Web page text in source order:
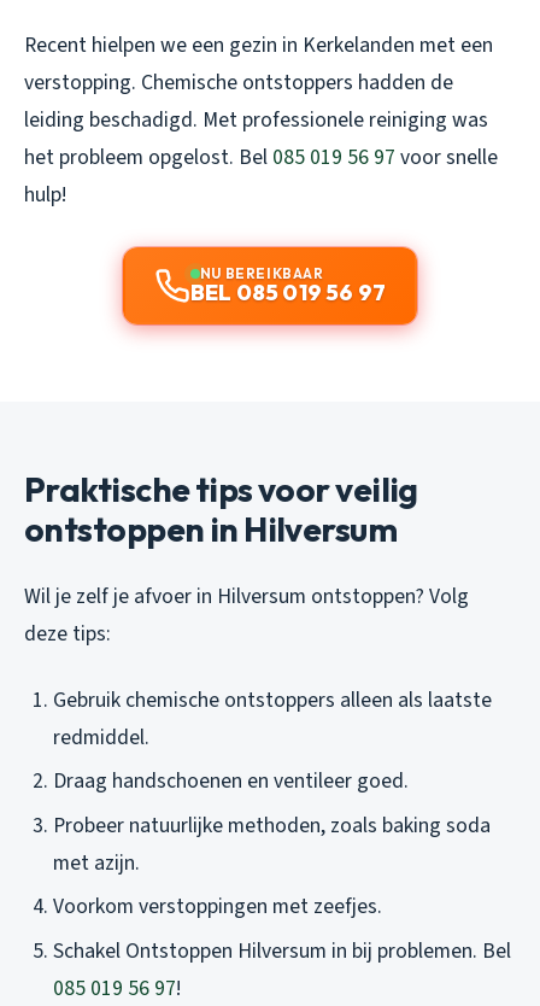
Recent hielpen we een gezin in Kerkelanden met een
verstopping. Chemische ontstoppers hadden de
leiding beschadigd. Met professionele reiniging was
het probleem opgelost. Bel 085 019 56 97 voor snelle
hulp!
NU BEREIKBAAR
BEL 085 019 56 97
Praktische tips voor veilig
ontstoppen in Hilversum
Wil je zelf je afvoer in Hilversum ontstoppen? Volg
deze tips:
Gebruik chemische ontstoppers alleen als laatste
redmiddel.
Draag handschoenen en ventileer goed.
Probeer natuurlijke methoden, zoals baking soda
met azijn.
Voorkom verstoppingen met zeefjes.
Schakel Ontstoppen Hilversum in bij problemen. Bel
085 019 56 97!